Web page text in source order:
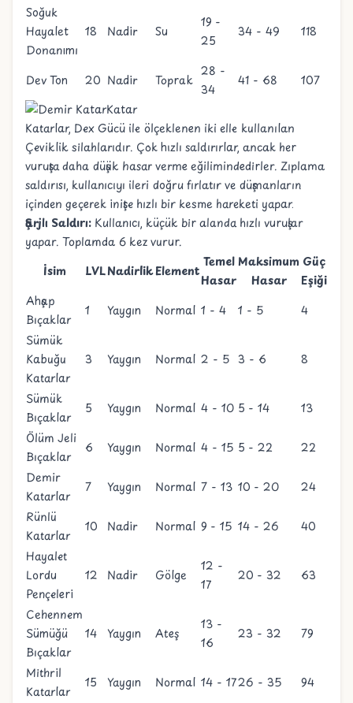
Soğuk
Hayalet
Donanımı
18 Nadir Su
19 -
25
34 - 49 118
Dev Ton 20 Nadir Toprak
28 -
34
41 - 68
107
Katar
Katarlar, Dex Gücü ile ölçeklenen iki elle kullanılan
Çeviklik silahlarıdır. Çok hızlı saldırırlar, ancak her
vuruşta daha düşük hasar verme eğilimindedirler. Zıplama
saldırısı, kullanıcıyı ileri doğru fırlatır ve düşmanların
içinden geçerek inişte hızlı bir kesme hareketi yapar.
Şarjlı Saldırı: Kullanıcı, küçük bir alanda hızlı vuruşlar
yapar. Toplamda 6 kez vurur.
İsim
LVLNadirlikElement
Temel
Hasar
Maksimum
Hasar
Güç
Eşiği
Ahşap
Bıçaklar
1 Yaygın Normal 1 - 4 1 - 5
4
Sümük
Kabuğu
Katarlar
3 Yaygın Normal 2 - 5 3 - 6 8
Sümük
Bıçaklar
5 Yaygın Normal 4 - 10 5 - 14
13
Ölüm Jeli
Bıçaklar
6 Yaygın Normal 4 - 15 5 - 22
22
Demir
Katarlar
7 Yaygın Normal 7 - 13 10 - 20
24
Rünlü
Katarlar
10 Nadir Normal 9 - 15 14 - 26
40
Hayalet
Lordu
Pençeleri
12 Nadir Gölge
12 -
17
20 - 32 63
Cehennem
Sümüğü
Bıçaklar
14 Yaygın Ateş
13 -
16
23 - 32 79
Mithril
Katarlar
15 Yaygın Normal 14 - 1726 - 35
94